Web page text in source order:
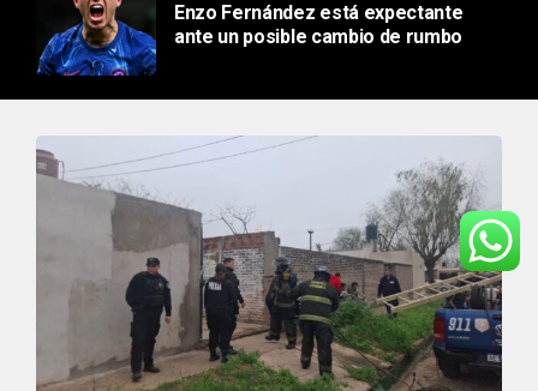
Enzo Fernández está expectante
ante un posible cambio de rumbo